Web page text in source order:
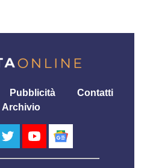
Pubblicità
Contatti
Archivio